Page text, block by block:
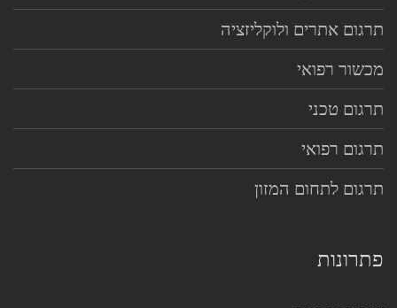
תרגום אתרים ולוקליזציה
מכשור רפואי
תרגום טכני
תרגום רפואי
תרגום לתחום המזון
פתרונות